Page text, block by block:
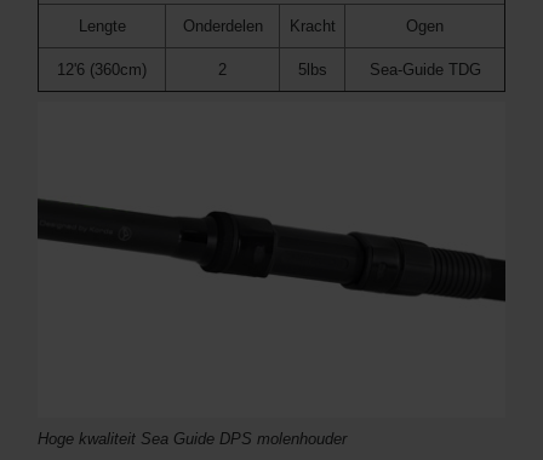
Lengte Onderdelen Kracht Ogen
12'6 (360cm) 2 5lbs Sea-Guide TDG
Hoge kwaliteit Sea Guide DPS molenhouder